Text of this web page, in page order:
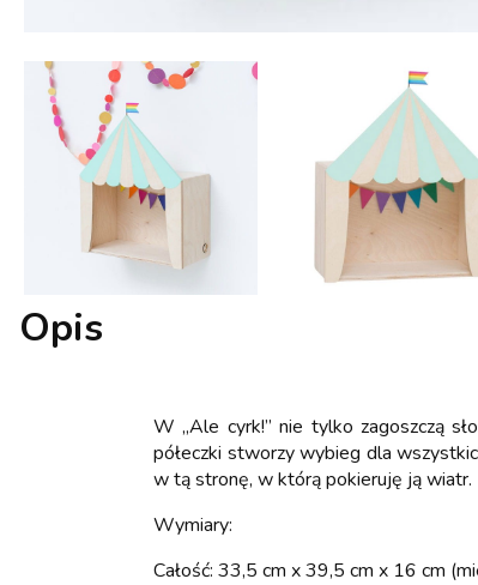
Opis
W „Ale cyrk!” nie tylko zagoszczą
półeczki stworzy wybieg dla
w tą stronę, w którą pokieruję ją wiatr.
Wymiary:
Całość: 33,5 cm x 39,5 cm x 16 cm